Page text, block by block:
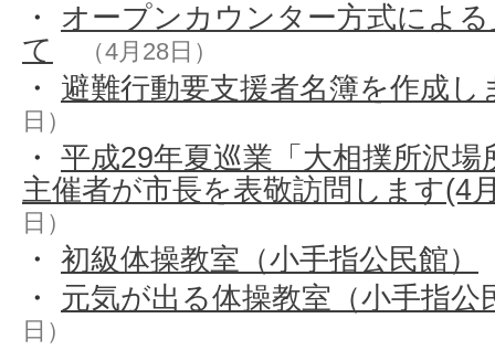
・ オープンカウンター方式によ
て
（4月28日）
・ 避難行動要支援者名簿を作成し
日）
・ 平成29年夏巡業「大相撲所沢場
主催者が市長を表敬訪問します(4
日）
・ 初級体操教室（小手指公民館）
・ 元気が出る体操教室（小手指公
日）